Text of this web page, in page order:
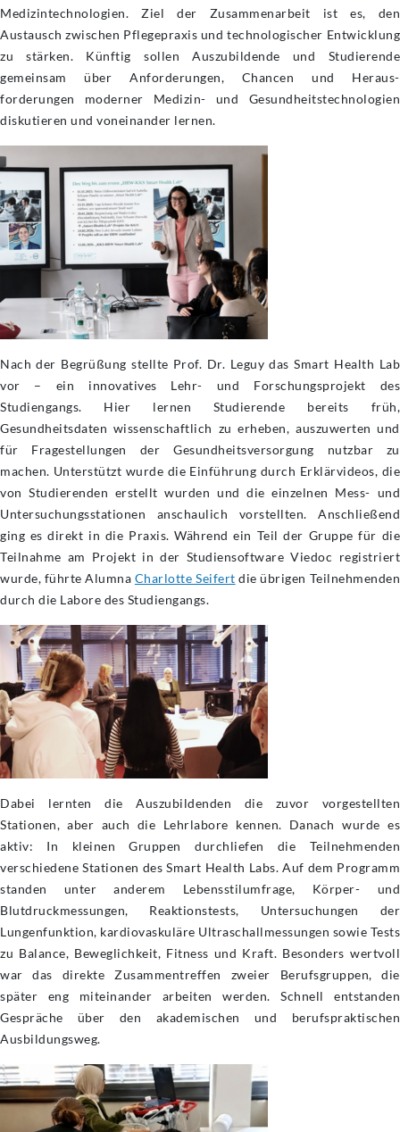
Medizintechnologien. Ziel der Zusammenarbeit ist es, den
Austausch zwischen Pflegepraxis und technologischer Entwicklung
zu stärken. Künftig sollen Auszubildende und Studierende
gemeinsam über Anforderungen, Chancen und Heraus-
forderungen moderner Medizin- und Gesundheitstechnologien
diskutieren und voneinander lernen.
Nach der Begrüßung stellte Prof. Dr. Leguy das Smart Health Lab
vor – ein innovatives Lehr- und Forschungsprojekt des
Studiengangs. Hier lernen Studierende bereits früh,
Gesundheitsdaten wissenschaftlich zu erheben, auszuwerten und
für Fragestellungen der Gesundheitsversorgung nutzbar zu
machen. Unterstützt wurde die Einführung durch Erklärvideos, die
von Studierenden erstellt wurden und die einzelnen Mess- und
Untersuchungsstationen anschaulich vorstellten. Anschließend
ging es direkt in die Praxis. Während ein Teil der Gruppe für die
Teilnahme am Projekt in der Studiensoftware Viedoc registriert
wurde, führte Alumna Charlotte Seifert die übrigen Teilnehmenden
durch die Labore des Studiengangs.
Dabei lernten die Auszubildenden die zuvor vorgestellten
Stationen, aber auch die Lehrlabore kennen. Danach wurde es
aktiv: In kleinen Gruppen durchliefen die Teilnehmenden
verschiedene Stationen des Smart Health Labs. Auf dem Programm
standen unter anderem Lebensstilumfrage, Körper- und
Blutdruckmessungen, Reaktionstests, Untersuchungen der
Lungenfunktion, kardiovaskuläre Ultraschallmessungen sowie Tests
zu Balance, Beweglichkeit, Fitness und Kraft. Besonders wertvoll
war das direkte Zusammentreffen zweier Berufsgruppen, die
später eng miteinander arbeiten werden. Schnell entstanden
Gespräche über den akademischen und berufspraktischen
Ausbildungsweg.